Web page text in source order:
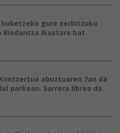
gure zerbitzuko
Biodantza ikastaro bat
abuztuaren 7an da
parkean. Sarrera librea da.